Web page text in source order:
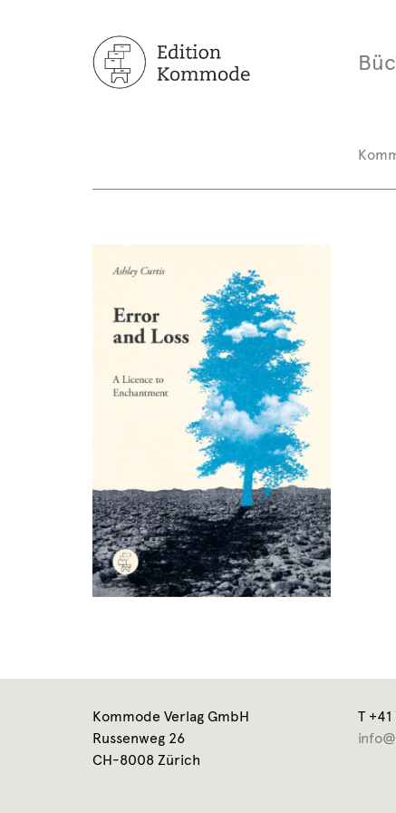
Kommode Verlag GmbH
Russenweg 26
CH-8008 Zürich
T